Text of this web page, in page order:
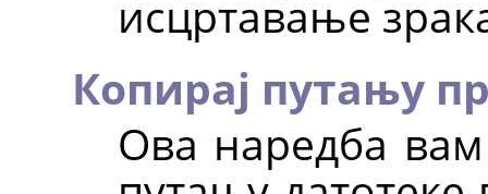
исцртавање
Копирај путању
Ова наредба